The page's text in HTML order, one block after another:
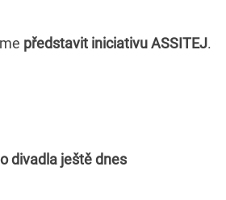
představit iniciativu ASSITEJ.
divadla ještě dnes